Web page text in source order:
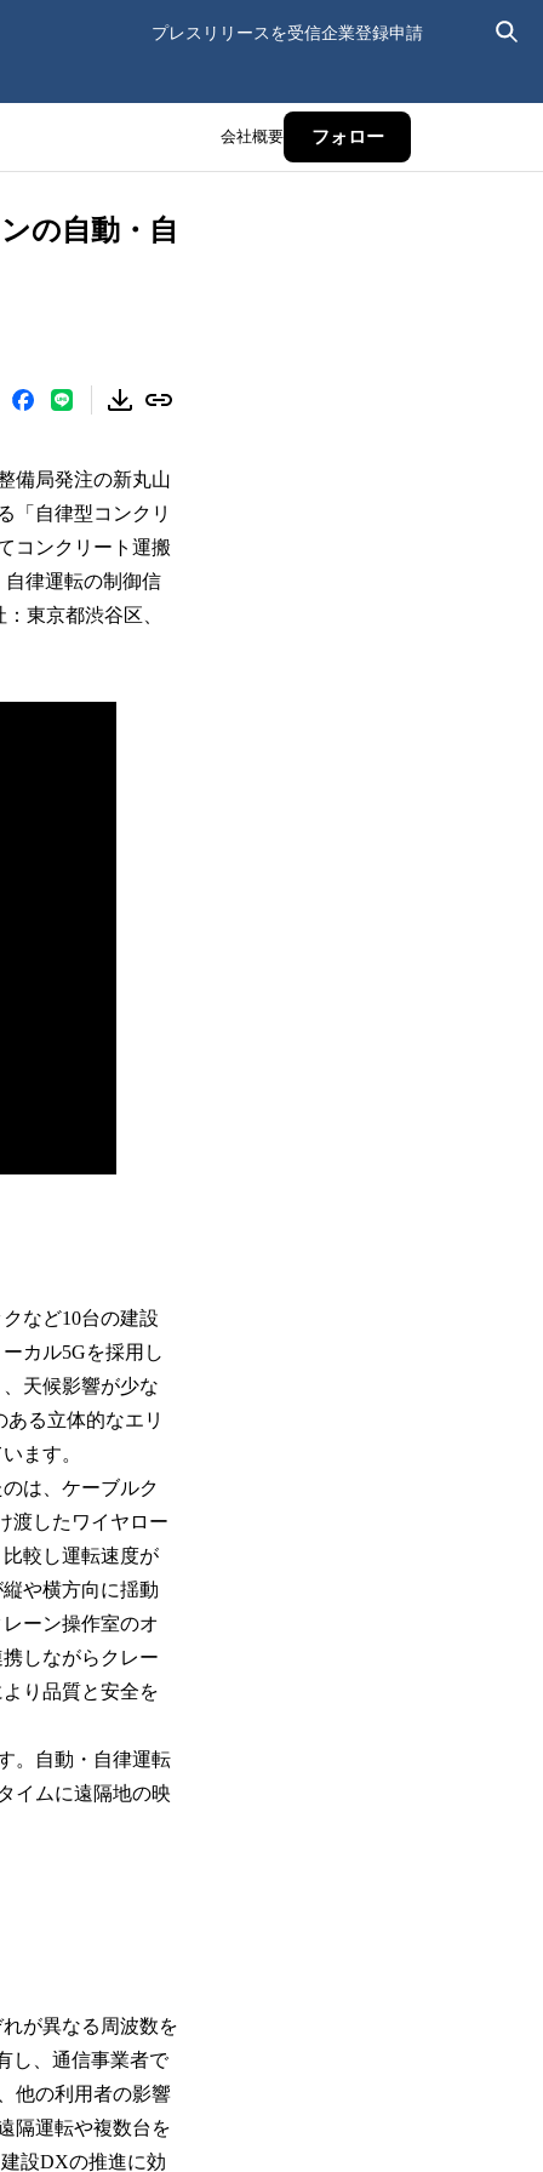
プレスリリースを受信企業登録申請
会社概要 フォロー
の自動・自
備局発注の新丸山
「自律型コンクリ
コンクリート運搬
自律運転の制御信
東京都渋谷区、
など10台の建設
カル5Gを採用し
天候影響が少な
る立体的なエリ
ます。
は、ケーブルク
渡したワイヤロー
較し運転速度が
や横方向に揺動
ーン操作室のオ
しながらクレー
り品質と安全を
。自動・自律運転
イムに遠隔地の映
が異なる周波数を
し、通信事業者で
他の利用者の影響
隔運転や複数台を
設DXの推進に効